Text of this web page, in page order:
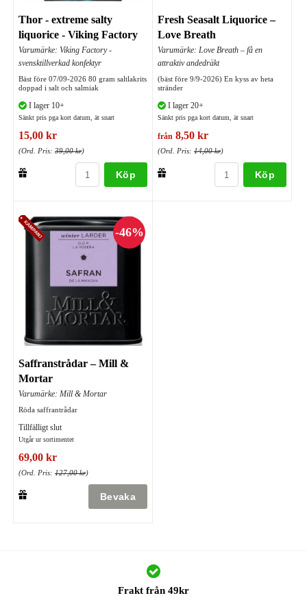
Thor - extreme salty
liquorice - Viking Factory
Varumärke: Viking Factory -
svensktillverkad konfektyr
Bäst före 07/09-2026 80 gram saltlakrits
doppad i salt och salmiak
I lager 10+
Sänkt pris pga kort datum, ät snart
15,00 kr
(Ord. Pris: 39,00 kr)
Köp
Fresh Seasalt Liquorice –
Love Breath
Varumärke: Love Breath – få en
attraktiv andedräkt
(bäst före 9/9-2026) En kyss av heta
stränder
I lager 20+
Sänkt pris pga kort datum, ät snart
från 8,50 kr
(Ord. Pris: 14,00 kr)
Köp
Saffranstrådar – Mill &
Mortar
Varumärke: Mill & Mortar
Röda saffrantrådar
Tillfälligt slut
Utgår ur sortimentet
69,00 kr
(Ord. Pris: 127,00 kr)
Frakt från 49kr